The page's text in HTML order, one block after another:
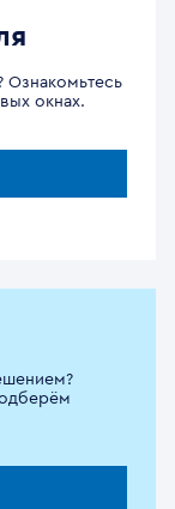
Ознакомьтесь
окнах.